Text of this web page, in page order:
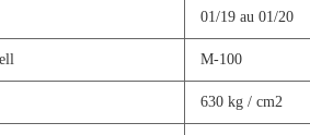
01/19 au 01/20
M-100
630 kg / cm2